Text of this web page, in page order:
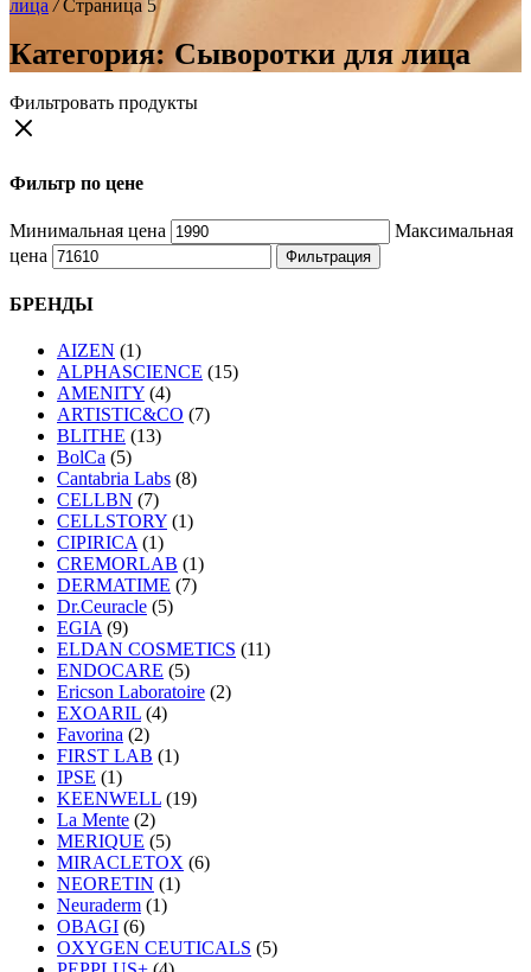
лица /Страница 5
Категория: Сыворотки для лица
Фильтровать продукты
Фильтр по цене
Минимальная цена
Максимальная
цена
Фильтрация
БРЕНДЫ
AIZEN (1)
ALPHASCIENCE (15)
AMENITY (4)
ARTISTIC&CO (7)
BLITHE (13)
BolCa (5)
Cantabria Labs (8)
CELLBN (7)
CELLSTORY (1)
CIPIRICA (1)
CREMORLAB (1)
DERMATIME (7)
Dr.Ceuracle (5)
EGIA (9)
ELDAN COSMETICS (11)
ENDOCARE (5)
Ericson Laboratoire (2)
EXOARIL (4)
Favorina (2)
FIRST LAB (1)
IPSE (1)
KEENWELL (19)
La Mente (2)
MERIQUE (5)
MIRACLETOX (6)
NEORETIN (1)
Neuraderm (1)
OBAGI (6)
OXYGEN CEUTICALS (5)